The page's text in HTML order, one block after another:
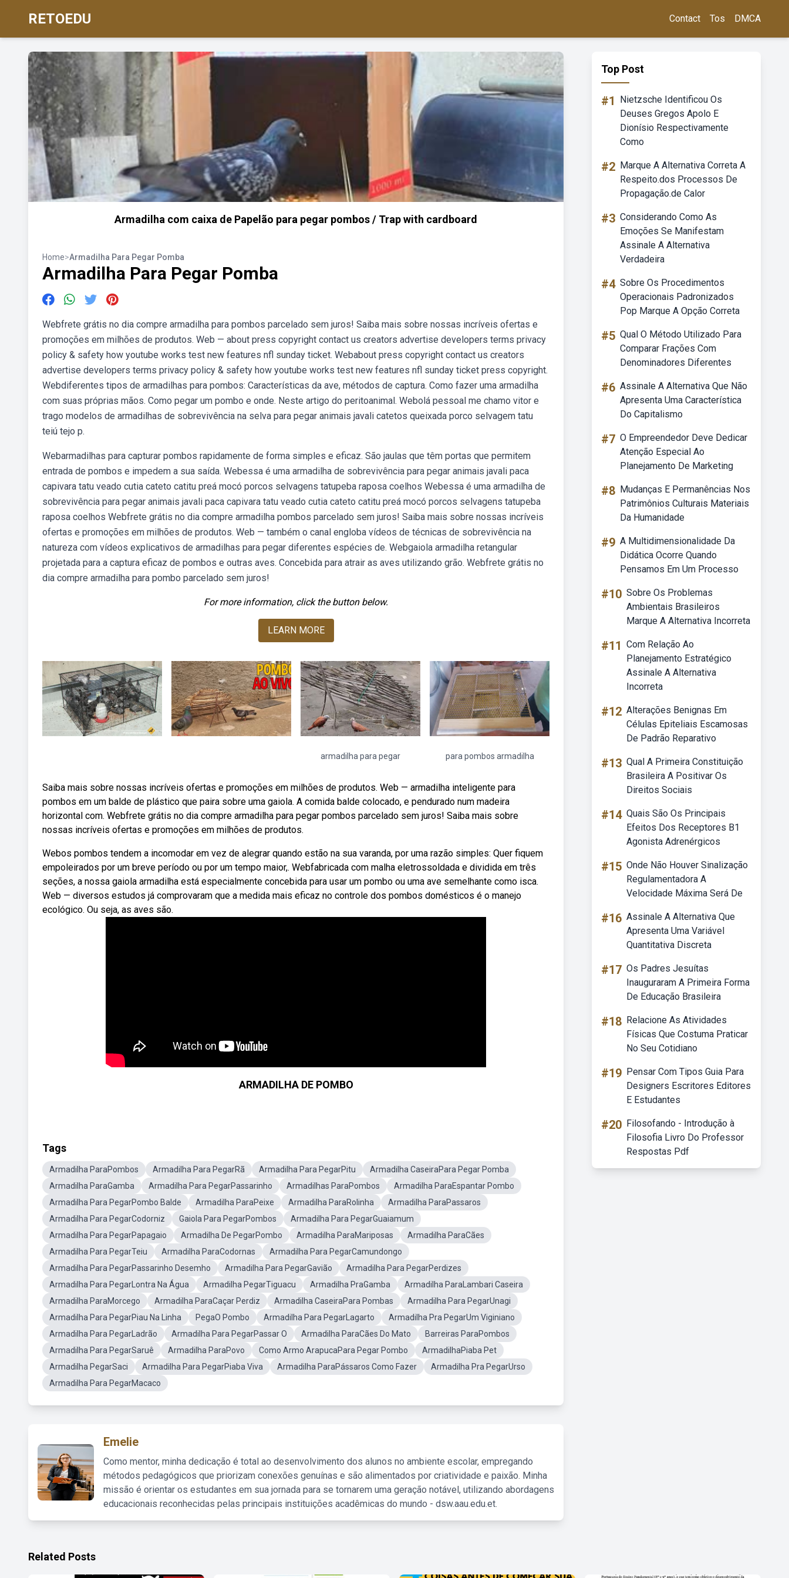
RETOEDU Contact Tos DMCA
Armadilha com caixa de Papelão para pegar pombos / Trap with cardboard
Home>Armadilha Para Pegar Pomba
Armadilha Para Pegar Pomba
Webfrete grátis no dia compre armadilha para pombos parcelado sem juros! Saiba mais sobre nossas incríveis ofertas e
promoções em milhões de produtos. Web — about press copyright contact us creators advertise developers terms privacy
policy & safety how youtube works test new features nfl sunday ticket. Webabout press copyright contact us creators
advertise developers terms privacy policy & safety how youtube works test new features nfl sunday ticket press copyright.
Webdiferentes tipos de armadilhas para pombos: Características da ave, métodos de captura. Como fazer uma armadilha
com suas próprias mãos. Como pegar um pombo e onde. Neste artigo do peritoanimal. Webolá pessoal me chamo vitor e
trago modelos de armadilhas de sobrevivência na selva para pegar animais javali catetos queixada porco selvagem tatu
teiú tejo p.
Webarmadilhas para capturar pombos rapidamente de forma simples e eficaz. São jaulas que têm portas que permitem
entrada de pombos e impedem a sua saída. Webessa é uma armadilha de sobrevivência para pegar animais javali paca
capivara tatu veado cutia cateto catitu preá mocó porcos selvagens tatupeba raposa coelhos Webessa é uma armadilha de
sobrevivência para pegar animais javali paca capivara tatu veado cutia cateto catitu preá mocó porcos selvagens tatupeba
raposa coelhos Webfrete grátis no dia compre armadilha pombos parcelado sem juros! Saiba mais sobre nossas incríveis
ofertas e promoções em milhões de produtos. Web — também o canal engloba vídeos de técnicas de sobrevivência na
natureza com vídeos explicativos de armadilhas para pegar diferentes espécies de. Webgaiola armadilha retangular
projetada para a captura eficaz de pombos e outras aves. Concebida para atrair as aves utilizando grão. Webfrete grátis no
dia compre armadilha para pombo parcelado sem juros!
For more information, click the button below.
LEARN MORE
armadilha para pegar para pombos armadilha
Saiba mais sobre nossas incríveis ofertas e promoções em milhões de produtos. Web — armadilha inteligente para
pombos em um balde de plástico que paira sobre uma gaiola. A comida balde colocado, e pendurado num madeira
horizontal com. Webfrete grátis no dia compre armadilha para pegar pombos parcelado sem juros! Saiba mais sobre
nossas incríveis ofertas e promoções em milhões de produtos.
Webos pombos tendem a incomodar em vez de alegrar quando estão na sua varanda, por uma razão simples: Quer fiquem
empoleirados por um breve período ou por um tempo maior,. Webfabricada com malha eletrossoldada e dividida em três
seções, a nossa gaiola armadilha está especialmente concebida para usar um pombo ou uma ave semelhante como isca.
Web — diversos estudos já comprovaram que a medida mais eficaz no controle dos pombos domésticos é o manejo
ecológico. Ou seja, as aves são.
ARMADILHA DE POMBO
Tags
Armadilha ParaPombos Armadilha Para PegarRã Armadilha Para PegarPitu
Armadilha CaseiraPara Pegar Pomba
Armadilha ParaGamba
Armadilha Para PegarPassarinho Armadilhas ParaPombos
Armadilha ParaEspantar Pombo
Armadilha Para PegarPombo Balde
Armadilha ParaPeixe Armadilha ParaRolinha
Armadilha ParaPassaros
Armadilha Para PegarCodorniz
Gaiola Para PegarPombos
Armadilha Para PegarGuaiamum
Armadilha Para PegarPapagaio
Armadilha De PegarPombo Armadilha ParaMariposas
Armadilha ParaCães
Armadilha Para PegarTeiu
Armadilha ParaCodornas
Armadilha Para PegarCamundongo
Armadilha Para PegarPassarinho Desemho
Armadilha Para PegarGavião
Armadilha Para PegarPerdizes
Armadilha Para PegarLontra Na Água
Armadilha PegarTiguacu Armadilha PraGamba
Armadilha ParaLambari Caseira
Armadilha ParaMorcego
Armadilha ParaCaçar Perdiz Armadilha CaseiraPara Pombas
Armadilha Para PegarUnagi
Armadilha Para PegarPiau Na Linha
PegaO Pombo Armadilha Para PegarLagarto
Armadilha Pra PegarUm Viginiano
Armadilha Para PegarLadrão
Armadilha Para PegarPassar O Armadilha ParaCães Do Mato
Barreiras ParaPombos
Armadilha Para PegarSaruê
Armadilha ParaPovo Como Armo ArapucaPara Pegar Pombo
ArmadilhaPiaba Pet
Armadilha PegarSaci
Armadilha Para PegarPiaba Viva Armadilha ParaPássaros Como Fazer
Armadilha Pra PegarUrso
Armadilha Para PegarMacaco
Emelie
Como mentor, minha dedicação é total ao desenvolvimento dos alunos no ambiente escolar, empregando
métodos pedagógicos que priorizam conexões genuínas e são alimentados por criatividade e paixão. Minha
missão é orientar os estudantes em sua jornada para se tornarem uma geração notável, utilizando abordagens
educacionais reconhecidas pelas principais instituições acadêmicas do mundo - dsw.aau.edu.et.
Top Post
#1
Nietzsche Identificou Os
Deuses Gregos Apolo E
Dionísio Respectivamente
Como
#2 Marque A Alternativa Correta A
Respeito.dos Processos De
Propagação.de Calor
#3 Considerando Como As
Emoções Se Manifestam
Assinale A Alternativa
Verdadeira
#4 Sobre Os Procedimentos
Operacionais Padronizados
Pop Marque A Opção Correta
#5 Qual O Método Utilizado Para
Comparar Frações Com
Denominadores Diferentes
#6 Assinale A Alternativa Que Não
Apresenta Uma Característica
Do Capitalismo
#7 O Empreendedor Deve Dedicar
Atenção Especial Ao
Planejamento De Marketing
#8 Mudanças E Permanências Nos
Patrimônios Culturais Materiais
Da Humanidade
#9 A Multidimensionalidade Da
Didática Ocorre Quando
Pensamos Em Um Processo
#10 Sobre Os Problemas
Ambientais Brasileiros
Marque A Alternativa Incorreta
#11 Com Relação Ao
Planejamento Estratégico
Assinale A Alternativa
Incorreta
#12 Alterações Benignas Em
Células Epiteliais Escamosas
De Padrão Reparativo
#13 Qual A Primeira Constituição
Brasileira A Positivar Os
Direitos Sociais
#14 Quais São Os Principais
Efeitos Dos Receptores B1
Agonista Adrenérgicos
#15 Onde Não Houver Sinalização
Regulamentadora A
Velocidade Máxima Será De
#16 Assinale A Alternativa Que
Apresenta Uma Variável
Quantitativa Discreta
#17 Os Padres Jesuítas
Inauguraram A Primeira Forma
De Educação Brasileira
#18 Relacione As Atividades
Físicas Que Costuma Praticar
No Seu Cotidiano
#19 Pensar Com Tipos Guia Para
Designers Escritores Editores
E Estudantes
#20 Filosofando - Introdução à
Filosofia Livro Do Professor
Respostas Pdf
Related Posts